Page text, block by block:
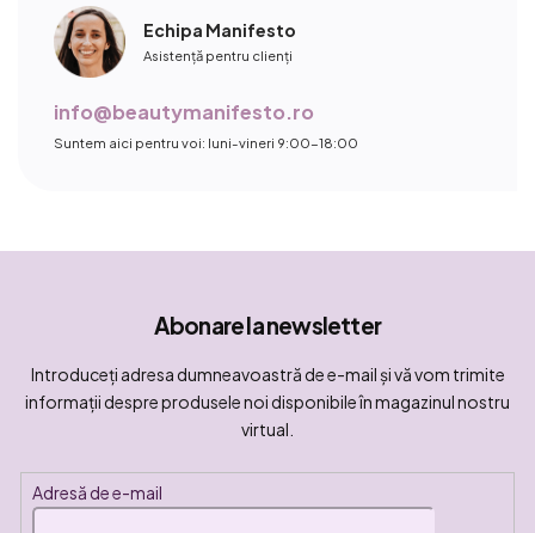
Echipa Manifesto
Asistență pentru clienți
info@beautymanifesto.ro
Suntem aici pentru voi: luni-vineri 9:00-18:00
Abonare la newsletter
Introduceţi adresa dumneavoastră de e-mail şi vă vom trimite
informaţii despre produsele noi disponibile în magazinul nostru
virtual.
Adresă de e-mail